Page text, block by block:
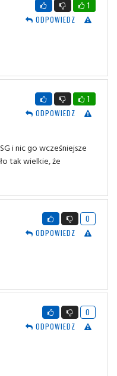
1
ODPOWIEDZ
1
ODPOWIEDZ
i nic go wcześniejsze
tak wielkie, że
0
ODPOWIEDZ
0
ODPOWIEDZ